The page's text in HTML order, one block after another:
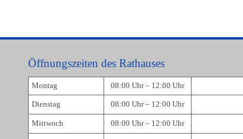
Öffnungszeiten des Rathauses
Montag 08:00 Uhr – 12:00 Uhr
Dienstag 08:00 Uhr – 12:00 Uhr
Mittwoch 08:00 Uhr – 12:00 Uhr